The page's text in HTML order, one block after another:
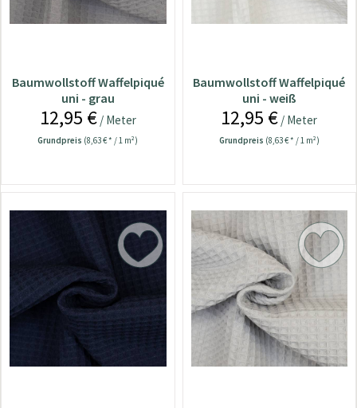
Baumwollstoff Waffelpiqué
uni - grau
12,95 €/ Meter
Grundpreis (8,63 € * / 1 m²)
Baumwollstoff Waffelpiqué
uni - weiß
12,95 € / Meter
Grundpreis (8,63 € * / 1 m²)